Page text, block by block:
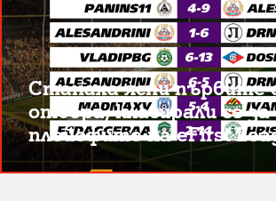
Станаха ясни първите
отбора, класирали се за
плейофите на eFirst